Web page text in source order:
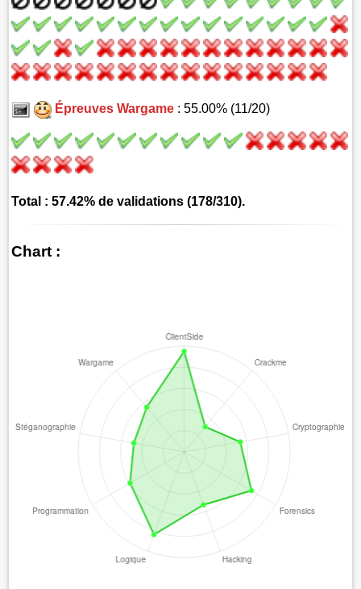
Épreuves Wargame: 55.00% (11/20)
Total : 57.42% de validations (178/310).
Chart :